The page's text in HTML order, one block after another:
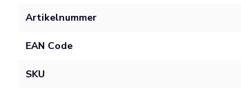
Artikelnummer
EAN Code
SKU